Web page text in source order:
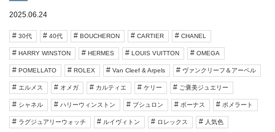
2025.06.24
30代 40代 BOUCHERON CARTIER CHANEL
HARRY WINSTON HERMES LOUIS VUITTON OMEGA
POMELLATO ROLEX Van Cleef & Arpels ヴァンクリーフ＆アーペル
エルメス オメガ カルティエ ケリー ご褒美ジュエリー
シャネル ハリーウィンストン ブシュロン ボーナス ポメラート
ラグジュアリーウォッチ ルイヴィトン ロレックス 人気色